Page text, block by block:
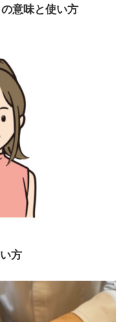
意味と使い方
方